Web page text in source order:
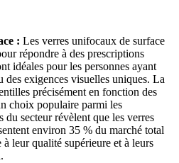
: Les verres unifocaux de surface
répondre à des prescriptions
idéales pour les personnes ayant
des exigences visuelles uniques. La
précisément en fonction des
choix populaire parmi les
du secteur révèlent que les verres
environ 35 % du marché total
leur qualité supérieure et à leurs